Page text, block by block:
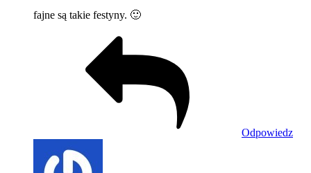
fajne są takie festyny. 🙂
Odpowiedz